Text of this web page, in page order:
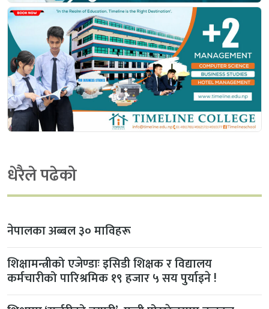
धेरैले पढेको
नेपालका अब्बल ३० माविहरू
शिक्षामन्त्रीको एजेण्डाः इसिडी शिक्षक र विद्यालय
कर्मचारीको पारिश्रमिक १९ हजार ५ सय पुर्याइने !